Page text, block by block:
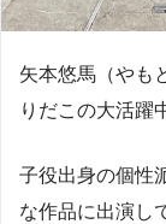
矢本悠馬（やも
りだこの大活躍
子役出身の個性
な作品に出演し